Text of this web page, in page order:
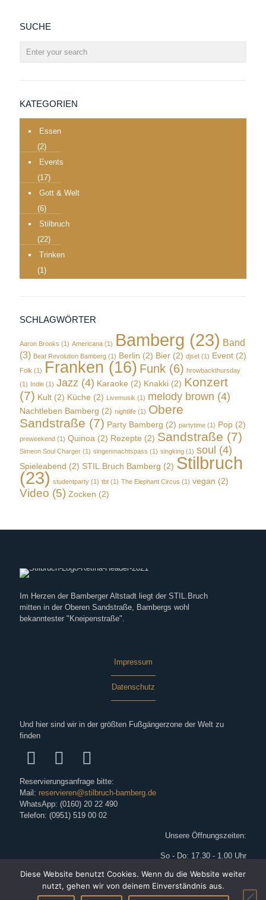
SUCHE
KATEGORIEN
Essen
(2)
Events
(17)
Gott & Welt
(6)
Stilbruch
(22)
Trinken
(1)
SCHLAGWÖRTER
Aaron Brooks (1) Americana (1) Bamberg (23) Band
(3) Beat Revolution Bamberg (1) Berlin (2) Bier (2) djset (1) Event (2)
Folk (1) Franken (16) Funk (6) hrowbackthursday
(1) Indie (1) Jazz (4) Karaoke (2) Knakki (2) Konzert
(7) Kult (2) Küche (2) Livemusik (1) melody brown (4)
Nachtleben Bamberg (2) nightlife (1) Obere
Sandstraße (7) Party Bamberg (2) partytime (1) Pop (2)
preweekend (1) Quinoa (2) Rezepte (2) Sandstraße (7)
Simeon Soul Charger (1) singenmachtspass (1) singking (1) soul (4)
Spieleabend (2) STIL.Bruch Bamberg (2) Stilbruch
(23) studentparty (1) tbt (1) The Elephant Circus (1) vegan (2)
Video (5) Zocken (2)
Im Herzen der Bamberger Altstadt liegt der STIL.Bruch
mitten in der Oberen Sandstraße, Bambergs wohl
bekanntester "Kneipenstraße".
Impressum
Datenschutz
Und hier sind wir in der größten Fußgängerzone der Welt zu
finden
Reservierungsanfrage bitte:
Mail: reservieren@stilbruch-bamberg.de
WhatsApp: (0160) 20 22 490
Telefon: (0951) 519 00 02
Unsere Öffnungszeiten:
So - Do: 17.30 - 1.00 Uhr
Sa: 17.30 - ca. 3.00 Uhr
Diese Website benutzt Cookies. Wenn du die Website weiter
nutzt, gehen wir von deinem Einverständnis aus.